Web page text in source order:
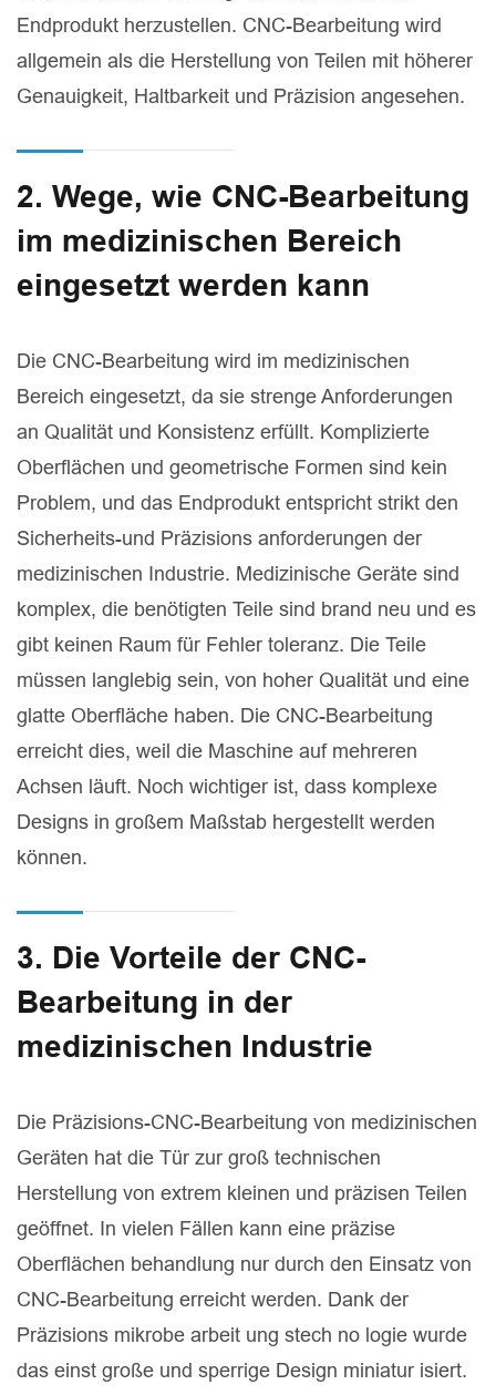
Endprodukt herzustellen. CNC-Bearbeitung wird
allgemein als die Herstellung von Teilen mit höherer
Genauigkeit, Haltbarkeit und Präzision angesehen.
2. Wege, wie CNC-Bearbeitung
im medizinischen Bereich
eingesetzt werden kann
Die CNC-Bearbeitung wird im medizinischen
Bereich eingesetzt, da sie strenge Anforderungen
an Qualität und Konsistenz erfüllt. Komplizierte
Oberflächen und geometrische Formen sind kein
Problem, und das Endprodukt entspricht strikt den
Sicherheits-und Präzisions anforderungen der
medizinischen Industrie. Medizinische Geräte sind
komplex, die benötigten Teile sind brand neu und es
gibt keinen Raum für Fehler toleranz. Die Teile
müssen langlebig sein, von hoher Qualität und eine
glatte Oberfläche haben. Die CNC-Bearbeitung
erreicht dies, weil die Maschine auf mehreren
Achsen läuft. Noch wichtiger ist, dass komplexe
Designs in großem Maßstab hergestellt werden
können.
3. Die Vorteile der CNC-
Bearbeitung in der
medizinischen Industrie
Die Präzisions-CNC-Bearbeitung von medizinischen
Geräten hat die Tür zur groß technischen
Herstellung von extrem kleinen und präzisen Teilen
geöffnet. In vielen Fällen kann eine präzise
Oberflächen behandlung nur durch den Einsatz von
CNC-Bearbeitung erreicht werden. Dank der
Präzisions mikrobe arbeit ung stech no logie wurde
das einst große und sperrige Design miniatur isiert.